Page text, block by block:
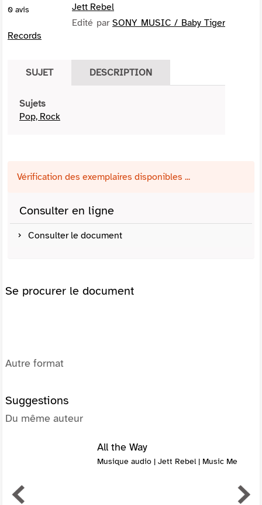
0 avis
Jett Rebel
Edité par SONY MUSIC / Baby Tiger
Records
SUJET DESCRIPTION
Sujets
Pop, Rock
Vérification des exemplaires disponibles ...
Consulter en ligne
Consulter le document
Se procurer le document
Autre format
Suggestions
Du même auteur
All the Way
Musique audio | Jett Rebel | Music Me